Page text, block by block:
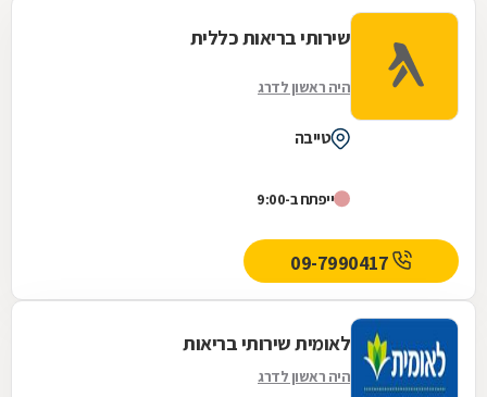
שירותי בריאות כללית
היה ראשון לדרג
טייבה
ייפתח ב-9:00
לאומית שירותי בריאות
היה ראשון לדרג